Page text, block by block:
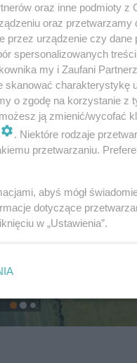
oraz inne podmioty
oraz przetwarzamy
przez urządzenie czy
spersonalizowanych
my i Zaufani
charakterystykę
o zgodę na korzystanie z
ją zmienić/wycofać
. Niektóre rodzaje
przetwarzaniu.
abyś mógł
dotyczące
w „Ustawienia”.